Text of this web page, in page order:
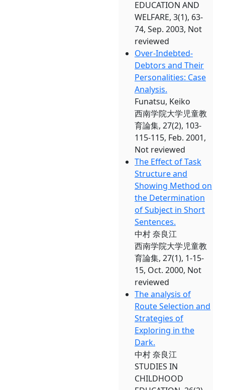
EDUCATION AND
WELFARE, 3(1), 63-
74, Sep. 2003, Not
reviewed
Over-Indebted-
Debtors and Their
Personalities: Case
Analysis.
Funatsu, Keiko
西南学院大学児童教
育論集, 27(2), 103-
115-115, Feb. 2001,
Not reviewed
The Effect of Task
Structure and
Showing Method on
the Determination
of Subject in Short
Sentences.
中村 奈良江
西南学院大学児童教
育論集, 27(1), 1-15-
15, Oct. 2000, Not
reviewed
The analysis of
Route Selection and
Strategies of
Exploring in the
Dark.
中村 奈良江
STUDIES IN
CHILDHOOD